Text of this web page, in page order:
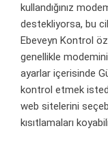
kullandığınız
destekliyorsa, bu
Ebeveyn Kontrol
genellikle
ayarlar içerisinde
kontrol etmek
web sitelerini
kısıtlamaları